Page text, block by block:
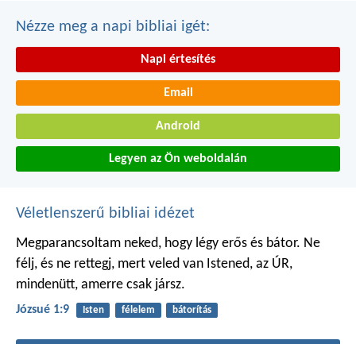
Nézze meg a napi bibliai igét:
Napi értesítés
Email
Android
Legyen az Ön weboldalán
Véletlenszerű bibliai idézet
Megparancsoltam neked, hogy légy erős és bátor. Ne
félj, és ne rettegj, mert veled van Istened, az ÚR,
mindenütt, amerre csak jársz.
Józsué 1:9 Isten félelem bátorítás